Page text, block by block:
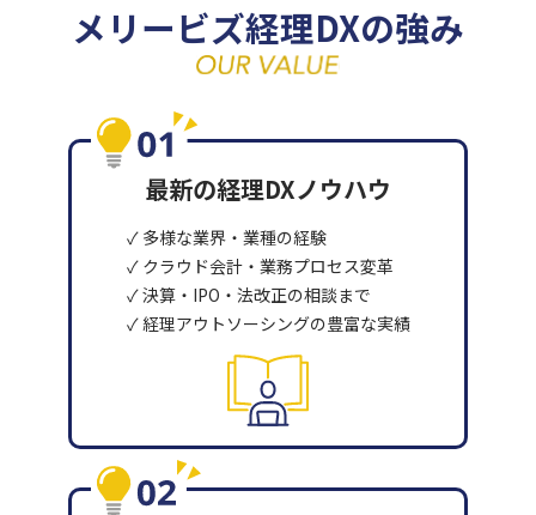
メリービズ経理DXの強み
最新の経理DXノウハウ
✓ 多様な業界・業種の経験
✓ クラウド会計・業務プロセス変革
✓ 決算・IPO・法改正の相談まで
✓ 経理アウトソーシングの豊富な実績